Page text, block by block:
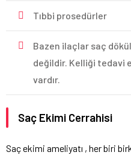
Tıbbi prosedürler
Bazen ilaçlar saç
değildir. Kelliği tedavi
vardır.
Saç Ekimi Cerrahisi
Saç ekimi ameliyatı , her biri